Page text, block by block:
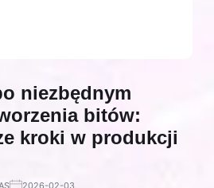
niezbędnym
bitów:
kroki w produkcji
2026-02-03